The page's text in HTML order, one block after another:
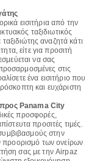
εισιτήρια από την
ταξιδιωτικός
αναζητά κάτι
είτε για προσιτή
να σας
στις
ένα εισιτήριο που
και ευχάριστη
προς Panama City
προσφορές,
προσιτές τιμές.
στην
προορισμό των ονείρων
σας με την Airpaz